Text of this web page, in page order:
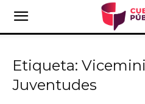
Etiqueta:
Juventudes